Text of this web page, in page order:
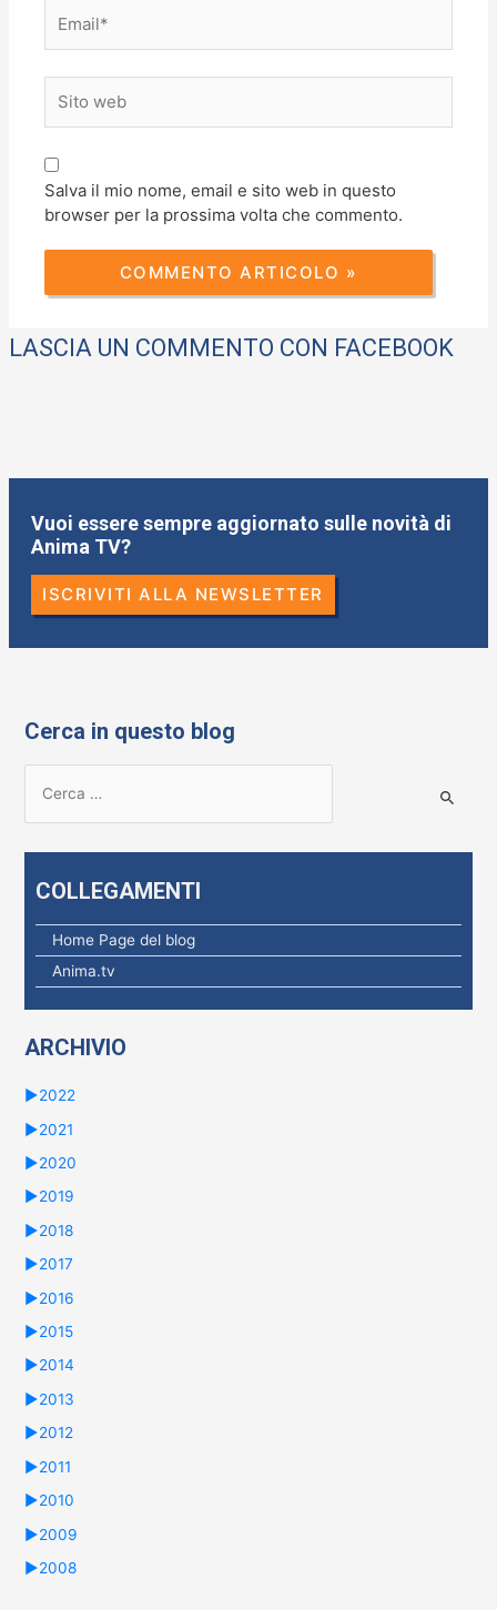
web
Salva il mio nome, email e sito web in questo
browser per la prossima volta che commento.
LASCIA UN COMMENTO CON FACEBOOK
Vuoi essere sempre aggiornato sulle novità di
Anima TV?
ISCRIVITI ALLA NEWSLETTER
Cerca in questo blog
r
COLLEGAMENTI
Home Page del blog
Anima.tv
ARCHIVIO
►2022
►2021
►2020
►2019
►2018
►2017
►2016
►2015
►2014
►2013
►2012
►2011
►2010
►2009
►2008